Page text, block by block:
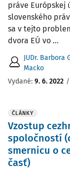
práve Európskej
slovenského
sa v tejto
dvora EÚ vo ...
JUDr. Barbora
Macko
Vydané: 9. 6. 2022 /
ČLÁNKY
Vzostup
spoločností
smernicu o
časť)